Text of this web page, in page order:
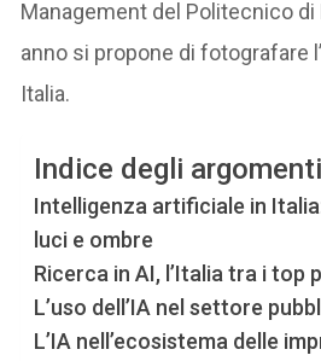
Management del Politecnico di
anno si propone di fotografare
Italia.
Indice degli argomenti
Intelligenza artificiale in
luci e ombre
Ricerca in AI, l’Italia tra i top
L’uso dell’IA nel settore
L’IA nell’ecosistema delle